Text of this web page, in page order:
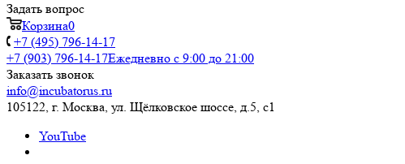
Задать вопрос
Корзина0
+7 (495) 796-14-17
+7 (903) 796-14-17Ежедневно с 9:00 до 21:00
Заказать звонок
info@incubatorus.ru
105122, г. Москва, ул. Щёлковское шоссе, д.5, с1
YouTube